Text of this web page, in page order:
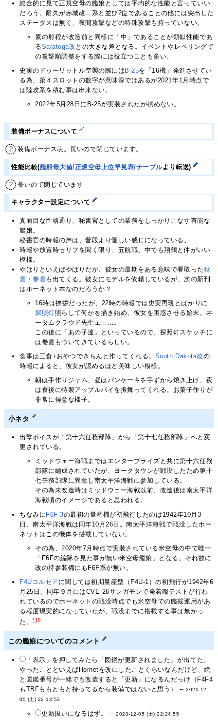
総合的に見て正規空母の艦娘としては平均的な性能と言っていい
だろう。耐久が赤城改二系と並び2位であることの他には突出した
ステータスは無く、夜間攻撃などの特殊攻撃も持っていない。
素の射程が改造前と同様に「中」であることが類似性能であ
るSaratoga改 との大きな差となる。イベントやレベリングで
の攻撃順調整をする際には役立つことも多い。
史実のドゥーリットル空襲の際には B-25を「16機」発進させてい
る為、第４スロットの数字が意味深ではあるが2021年1月時点で
は陸攻系を積む事は出来ない。
2022年5月28日にB-25が実装されたが積めない。
装備ボーナスについて
装備ボーナス表。長いので閉じています。
性能比較(艦船最大値/正規空母上位早見表/テーブルより転送)
長いので閉じています
キャラクター設定について
真面目な性格通り、秘書官としての業務をしっかりこなす有能な
艦娘。
秘書官の時報の声は、普段より優しい感じになっている。
時報や放置時セリフを聞く限り、五航戦、中でも翔鶴と仲がいい
模様。
やはりといえばやはりだが、彼女の最期をある意味で看取った秋
雲 ・巻雲も出てくる。彼女にモデルを依頼しているが、次の新刊
はホーネット本なのだろうか？
16時は挨拶だったが、22時の時報では史実再現とばかりに
探照灯照らして何かを描き始め、彼女を困惑させる始末。オ
ータムクラウド先生ェ……。
この後に「あの子達」といっているので、探照灯スケッチに
は巻雲もついてきているらしい。
食事は三食+おやつできちんと作ってくれる。 South Dakota改の
時報によると、彼女が認めるほど美味しい模様。
朝は手作りジャム、昼はパンケーキを手ずから焼き上げ、夜
は食後に特製アップルパイを振舞ってくれる。お菓子作りが
非常に得意な様子。
小ネタ
出撃ボイスが「第十六任務部隊」から「第十七任務部隊」へと変
更されている。
ミッドウェー海戦まではエンタープライズと共に第十六任務
部隊に編成されていたが、ヨークタウンが戦没したため第十
七任務部隊に異動し南太平洋海戦に参加している。
その為未改造時はミッドウェー海戦以前、改造後は南太平洋
海戦頃のイメージであると思われる。
ちなみにF6F-3の最初の量産機が初飛行したのは1942年10月3
日、南太平洋海戦は同年10月26日。南太平洋海戦で戦没したホー
ネットはこの機体を搭載していない。
その為、2020年7月時点で実装されている米空母の中で唯一
「F6Fの編隊を見た事が無い米空母艦娘」となる。それ故に
改の持参装備にもF6F系が無い。
F4Uコルセア に関しては初期量産型（F4U-1）の初飛行が1942年6
月25日、同年９月にはCVE-26サンガモンで発着艦テストが行わ
れているのでホーネットの戦没時点でも米空母での艦載運用があ
る程度現実的になっていたが、戦没までに搭載する事は無かっ
た。*10
この艦娘についてのコメント
「表示」を押してみたら「図鑑が更新されました」が出てた。
やったことといえばHornetを改にしたことくらいなんだけど、絵
と図鑑番号が一緒でも改造すると「更新」になるんだっけ（F4F4
もTBFももともと持ってるから装備ではないと思う） --2020-12-
05 (土) 22:12:53
更新扱いになるはず。 --2020-12-05 (土) 22:24:55